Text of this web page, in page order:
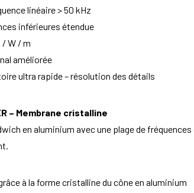
linéaire > 50 kHz
inférieures étendue
W / m
améliorée
ultra rapide – résolution des détails
– Membrane cristalline
en aluminium avec une plage de
à la forme cristalline du cône en aluminium